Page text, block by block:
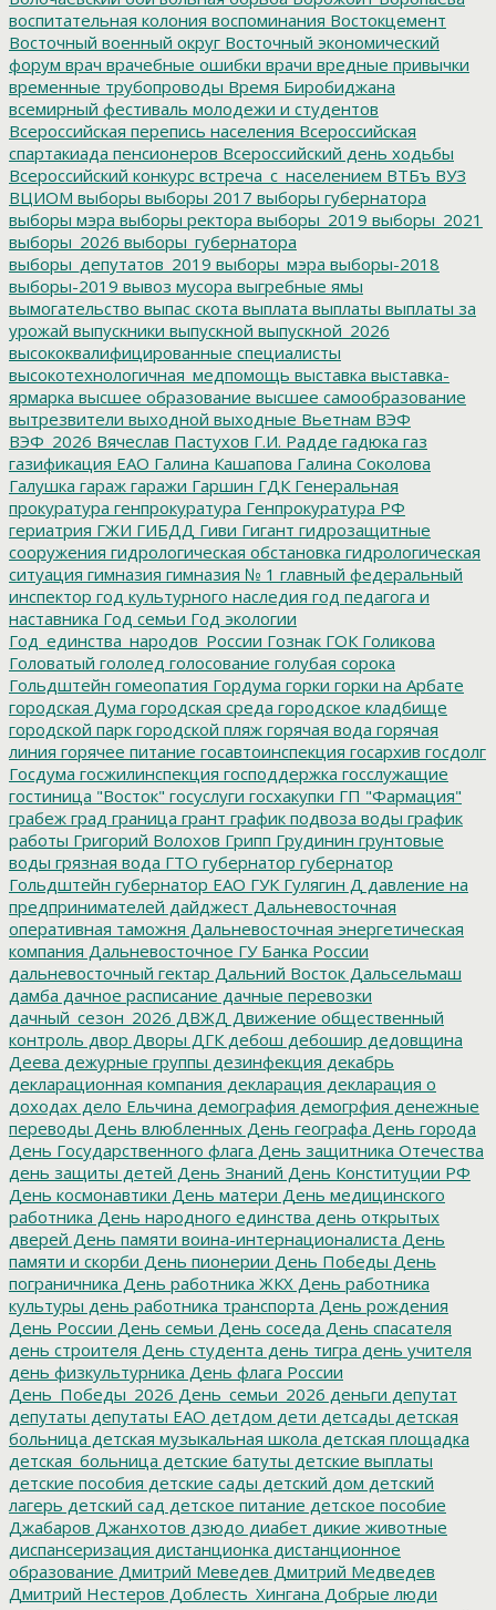
воспитательная колония воспоминания Востокцемент
Восточный военный округ Восточный экономический
форум врач врачебные ошибки врачи вредные привычки
временные трубопроводы Время Биробиджана
всемирный фестиваль молодежи и студентов
Всероссийская перепись населения Всероссийская
спартакиада пенсионеров Всероссийский день ходьбы
Всероссийский конкурс встреча_с_населением ВТБъ ВУЗ
ВЦИОМ выборы выборы 2017 выборы губернатора
выборы мэра выборы ректора выборы_2019 выборы_2021
выборы_2026 выборы_губернатора
выборы_депутатов_2019 выборы_мэра выборы-2018
выборы-2019 вывоз мусора выгребные ямы
вымогательство выпас скота выплата выплаты выплаты за
урожай выпускники выпускной выпускной_2026
высококвалифицированные специалисты
высокотехнологичная_медпомощь выставка выставка-
ярмарка высшее образование высшее самообразование
вытрезвители выходной выходные Вьетнам ВЭФ
ВЭФ_2026 Вячеслав Пастухов Г.И. Радде гадюка газ
газификация ЕАО Галина Кашапова Галина Соколова
Галушка гараж гаражи Гаршин ГДК Генеральная
прокуратура генпрокуратура Генпрокуратура РФ
гериатрия ГЖИ ГИБДД Гиви Гигант гидрозащитные
сооружения гидрологическая обстановка гидрологическая
ситуация гимназия гимназия № 1 главный федеральный
инспектор год культурного наследия год педагога и
наставника Год семьи Год экологии
Год_единства_народов_России Гознак ГОК Голикова
Головатый гололед голосование голубая сорока
Гольдштейн гомеопатия Гордума горки горки на Арбате
городская Дума городская среда городское кладбище
городской парк городской пляж горячая вода горячая
линия горячее питание госавтоинспекция госархив госдолг
Госдума госжилинспекция господдержка госслужащие
гостиница "Восток" госуслуги госхакупки ГП "Фармация"
грабеж град граница грант график подвоза воды график
работы Григорий Волохов Грипп Грудинин грунтовые
воды грязная вода ГТО губернатор губернатор
Гольдштейн губернатор ЕАО ГУК Гулягин Д давление на
предпринимателей дайджест Дальневосточная
оперативная таможня Дальневосточная энергетическая
компания Дальневосточное ГУ Банка России
дальневосточный гектар Дальний Восток Дальсельмаш
дамба дачное расписание дачные перевозки
дачный_сезон_2026 ДВЖД Движение общественный
контроль двор Дворы ДГК дебош дебошир дедовщина
Деева дежурные группы дезинфекция декабрь
декларационная компания декларация декларация о
доходах дело Ельчина демография демогрфия денежные
переводы День влюбленных День географа День города
День Государственного флага День защитника Отечества
день защиты детей День Знаний День Конституции РФ
День космонавтики День матери День медицинского
работника День народного единства день открытых
дверей День памяти воина-интернационалиста День
памяти и скорби День пионерии День Победы День
пограничника День работника ЖКХ День работника
культуры день работника транспорта День рождения
День России День семьи День соседа День спасателя
день строителя День студента день тигра день учителя
день физкультурника День флага России
День_Победы_2026 День_семьи_2026 деньги депутат
депутаты депутаты ЕАО детдом дети детсады детская
больница детская музыкальная школа детская площадка
детская_больница детские батуты детские выплаты
детские пособия детские сады детский дом детский
лагерь детский сад детское питание детское пособие
Джабаров Джанхотов дзюдо диабет дикие животные
диспансеризация дистанционка дистанционное
образование Дмитрий Меведев Дмитрий Медведев
Дмитрий Нестеров Доблесть_Хингана Добрые люди